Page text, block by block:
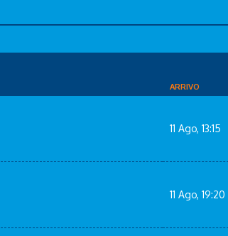
ARRIVO
11 Ago, 13:15
11 Ago, 19:20